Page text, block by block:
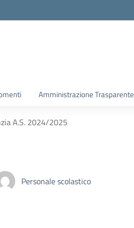
Amministrazione Trasparente
A.S. 2024/2025
Personale scolastico